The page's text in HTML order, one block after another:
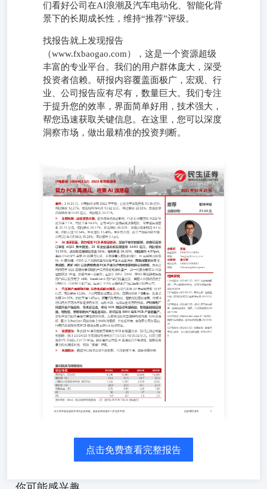
们看好公司在AI浪潮及汽车电动化、智能化背
景下的长期成长性，维持“推荐”评级。
找报告就上发现报告
（www.fxbaogao.com），这是一个资源超级
丰富的专业平台。我们的用户群体庞大，深受
投资者信赖。研报内容覆盖面极广，宏观、行
业、公司报告应有尽有，数量巨大。我们专注
于提升您的效率，界面简单好用，技术强大，
帮您迅速获取关键信息。在这里，您可以深度
洞察市场，做出最精准的投资判断。
事件：3月23日，沪电股份发布2022年年报，公司全年实现
营收83.36亿元，同比增长12.37%；实现归母净利润13.62亿
元，同比增长28.03%；实现扣非归母净利润12.65亿元，同
比增长32.21%。 无惧风寒，业绩逆势大增。受全球经济波
动影响，PCB行业需求在4Q22环比下滑7.7%，同比下滑
14.6%。公司4Q22业绩实现逆势增长，单季度实现营收
25.72亿元，同比增长28.17%，环比增长26.82%；实现归母
净利润4.4亿元，同比大增58.34%，环比增长13.40%。毛利
率方面，由于产品结构的升级，公司22年毛利率达
30.28%，同比提升3.1pct。 AI浪潮已至，算力相关PCB直接
受益者。受益于缺芯的缓解，终端积压的订单在4Q22集中
提货，22年企业通讯板实现营收54.95亿元，同比增长
13.95%，占公司总营收比重达66%；毛利率达34.33%，同
比提升4.97pct。 当前ChatGPT点燃AI的算力需求，未来随
着大模型的铺开、AI应用场景的落地，AI服务器、400G以
层数、高阶HDI以及高频高速PCB产品为沪电所深耕和擅长
的领域。当前公司应用于EGS级服务器领域的产品已实现规
模化量产，新一代服务器平台PCB层数可达18层，价值量进
一步提升；应用于GPU、OAM、FPGA等加速模块类的产品
的产品已实现小批量交付。 汽车板产品结构升级，投资布
局前沿技术。公司汽车板22年实现营收18.97亿元，同比增
实现毛利率24.05%，同比下滑1.47pct。随着汽车电动化、
点击免费查看完整报告